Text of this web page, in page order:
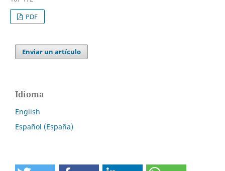
PDF
Enviar un artículo
Idioma
English
Español (España)